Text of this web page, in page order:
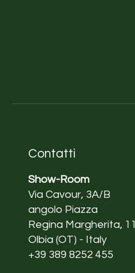
Contatti
Show-Room
Via Cavour, 3A/B
angolo Piazza
Regina Margherita, 11
Olbia (OT) - Italy
+39 389 8252 455